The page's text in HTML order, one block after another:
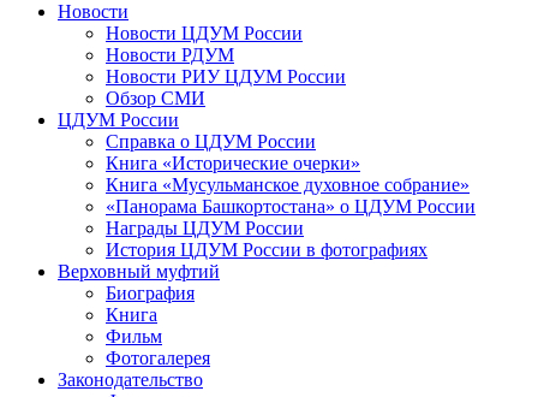
Новости
Новости ЦДУМ России
Новости РДУМ
Новости РИУ ЦДУМ России
Обзор СМИ
ЦДУМ России
Справка о ЦДУМ России
Книга «Исторические очерки»
Книга «Мусульманское духовное собрание»
«Панорама Башкортостана» о ЦДУМ России
Награды ЦДУМ России
История ЦДУМ России в фотографиях
Верховный муфтий
Биография
Книга
Фильм
Фотогалерея
Законодательство